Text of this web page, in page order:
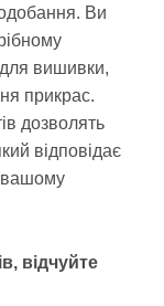
Ви
вишивки,
прикрас.
дозволять
відповідає
відчуйте